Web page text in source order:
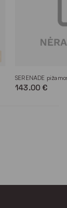
SERENADE
143.00 €